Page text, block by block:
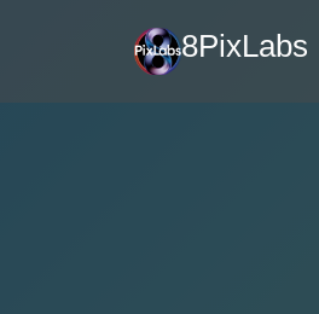
8PixLabs